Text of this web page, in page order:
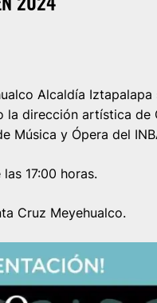
Alcaldía Iztapalapa
dirección artística de
Música y Ópera del
17:00 horas.
Cruz Meyehualco.